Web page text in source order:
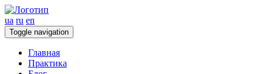
ua ru en
Toggle navigation
Главная
Практика